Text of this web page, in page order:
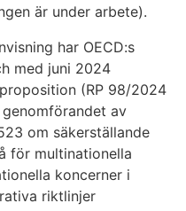
är under arbete).
har OECD:s
med juni 2024
(RP 98/2024
av
om säkerställande
för multinationella
koncerner i
riktlinjer